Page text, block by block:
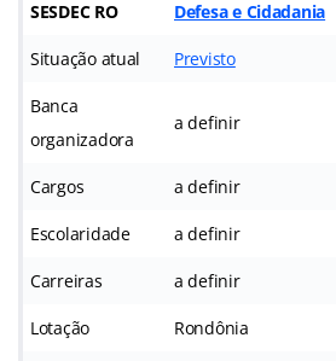
SESDEC RO
Defesa e Cidadania
Situação atual Previsto
Banca
organizadora
a definir
Cargos a definir
Escolaridade a definir
Carreiras a definir
Lotação Rondônia